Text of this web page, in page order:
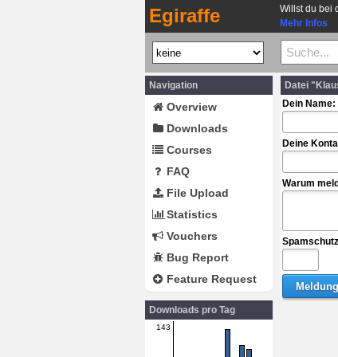
Egiraffe
Willst du bei
Mehr Infos
Navigation
Overview
Downloads
Courses
FAQ
File Upload
Statistics
Vouchers
Bug Report
Feature Request
Downloads pro Tag
143
Datei
Dein Name:
Deine
Warum